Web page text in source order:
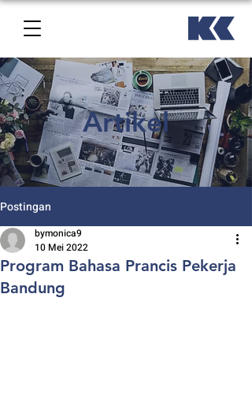
Artikel
Postingan
Program Bahasa Prancis Pekerja
Bandung
bymonica9
10 Mei 2022